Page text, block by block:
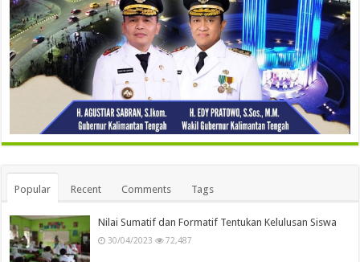
Popular Recent Comments Tags
Nilai Sumatif dan Formatif Tentukan Kelulusan Siswa
30/04/2023 72,487